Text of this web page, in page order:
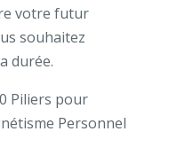
votre futur
souhaitez
durée.